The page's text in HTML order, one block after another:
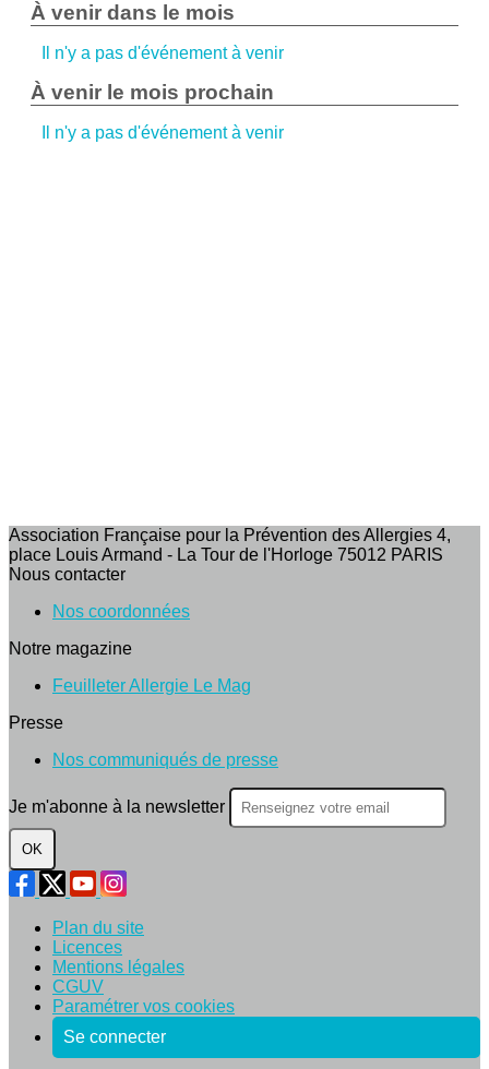
À venir dans le mois
Il n'y a pas d'événement à venir
À venir le mois prochain
Il n'y a pas d'événement à venir
Association Française pour la Prévention des Allergies 4,
place Louis Armand - La Tour de l'Horloge 75012 PARIS
Nous contacter
Nos coordonnées
Notre magazine
Feuilleter Allergie Le Mag
Presse
Nos communiqués de presse
Je m'abonne à la newsletter
OK
Plan du site
Licences
Mentions légales
CGUV
Paramétrer vos cookies
Se connecter